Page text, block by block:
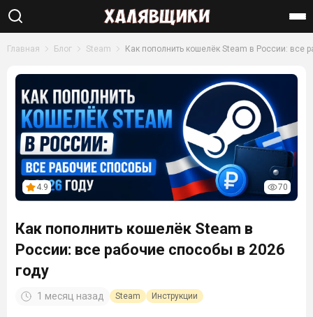
Найти
Главная Блог Steam Как пополнить кошелёк Steam в России: все
4.9 70
Как пополнить кошелёк Steam в
России: все рабочие способы в 2026
году
1 месяц назад Steam Инструкции